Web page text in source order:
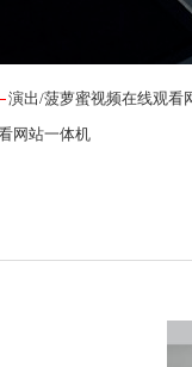
演出/菠萝蜜视频在线观看
网站一体机